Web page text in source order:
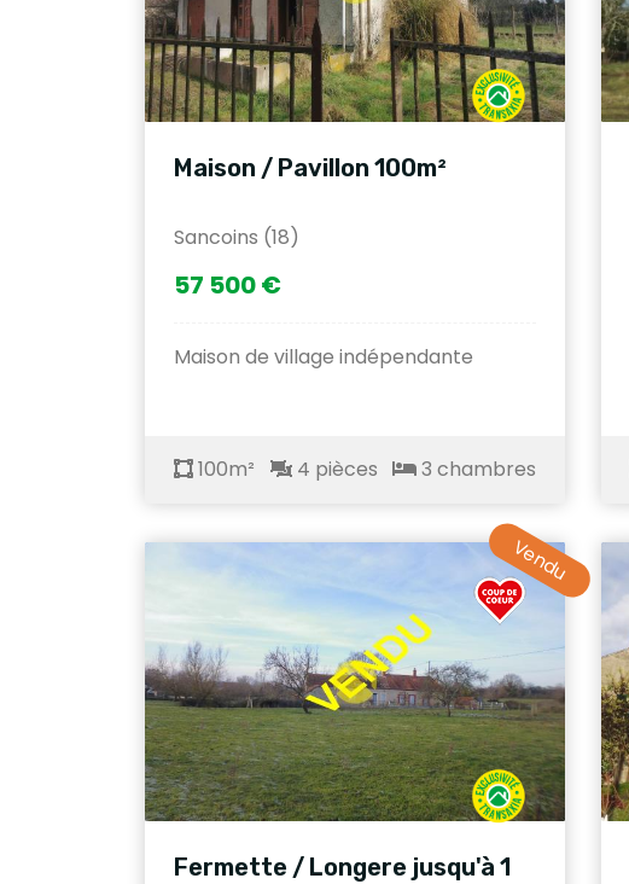
Maison / Pavillon 100m²
Sancoins (18)
57 500 €
Maison de village indépendante
100m² 4 pièces 3 chambres
Vendu
Fermette / Longere jusqu'à 1